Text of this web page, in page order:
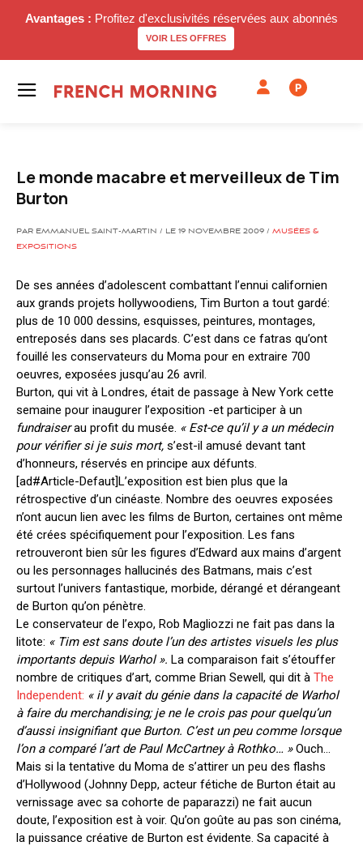
Avantages : Profitez d'exclusivités réservées aux abonnés
VOIR LES OFFRES
P
Le monde macabre et merveilleux de Tim
Burton
PAR EMMANUEL SAINT-MARTIN / LE 19 NOVEMBRE 2009 / MUSÉES &
EXPOSITIONS
De ses années d’adolescent combattant l’ennui californien
aux grands projets hollywoodiens, Tim Burton a tout gardé:
plus de 10 000 dessins, esquisses, peintures, montages,
entreposés dans ses placards. C’est dans ce fatras qu’ont
fouillé les conservateurs du Moma pour en extraire 700
oeuvres, exposées jusqu’au 26 avril.
Burton, qui vit à Londres, était de passage à New York cette
semaine pour inaugurer l’exposition -et participer à un
fundraiserau profit du musée. « Est-ce qu’il y a un médecin
pour vérifier si je suis mort, s’est-il amusé devant tant
d’honneurs, réservés en principe aux défunts.
[ad#Article-Defaut]L’exposition est bien plus que la
rétrospective d’un cinéaste. Nombre des oeuvres exposées
n’ont aucun lien avec les films de Burton, certaines ont même
été crées spécifiquement pour l’exposition. Les fans
retrouveront bien sûr les figures d’Edward aux mains d’argent
ou les personnages hallucinés des Batmans, mais c’est
surtout l’univers fantastique, morbide, dérangé et dérangeant
de Burton qu’on pénètre.
Le conservateur de l’expo, Rob Magliozzi ne fait pas dans la
litote: « Tim est sans doute l’un des artistes visuels les plus
importants depuis Warhol ». La comparaison fait s’étouffer
nombre de critiques d’art, comme Brian Sewell, qui dit à The
Independent: « il y avait du génie dans la capacité de Warhol
à faire dumerchandising; je ne le crois pas pour quelqu’un
d’aussi insignifiant que Burton. C’est un peu comme lorsque
l’on a comparé l’art de Paul McCartney à Rothko… »Ouch…
Mais si la tentative du Moma de s’attirer un peu des flashs
d’Hollywood (Johnny Depp, acteur fétiche de Burton était au
vernissage avec sa cohorte de paparazzi) ne fait aucun
doute, l’exposition est à voir. Qu’on goûte au pas son cinéma,
la puissance créative de Burton est évidente. Sa capacité à